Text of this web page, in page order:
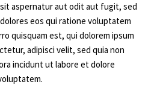
aspernatur aut odit aut fugit, sed
eos qui ratione voluptatem
quisquam est, qui dolorem ipsum
adipisci velit, sed quia non
incidunt ut labore et dolore